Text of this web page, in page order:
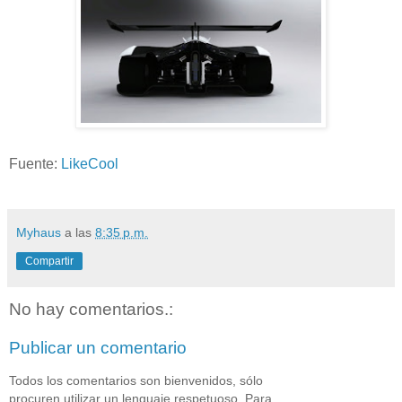
Fuente: LikeCool
Myhaus a las 8:35 p.m.
Compartir
No hay comentarios.:
Publicar un comentario
Todos los comentarios son bienvenidos, sólo
procuren utilizar un lenguaje respetuoso. Para